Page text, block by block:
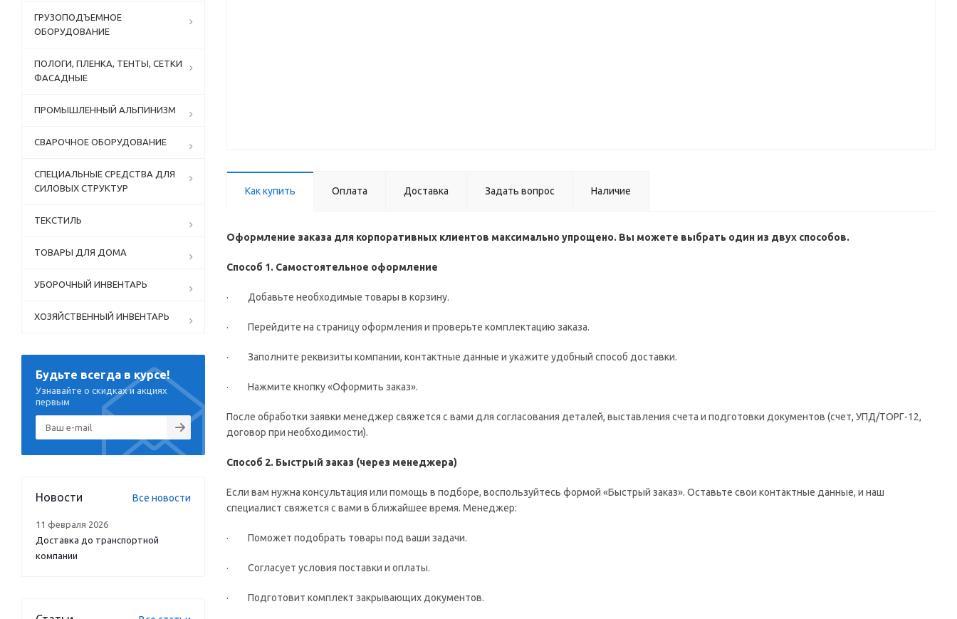
Как купить Оплата Доставка Задать вопрос Наличие
Оформление заказа для корпоративных клиентов максимально упрощено. Вы можете выбрать один из двух способов.
Способ 1. Самостоятельное оформление
· Добавьте необходимые товары в корзину.
· Перейдите на страницу оформления и проверьте комплектацию заказа.
· Заполните реквизиты компании, контактные данные и укажите удобный способ доставки.
· Нажмите кнопку «Оформить заказ».
После обработки заявки менеджер свяжется с вами для согласования деталей, выставления счета и подготовки документов (счет, УПД/ТОРГ-12,
договор при необходимости).
Способ 2. Быстрый заказ (через менеджера)
Если вам нужна консультация или помощь в подборе, воспользуйтесь формой «Быстрый заказ». Оставьте свои контактные данные, и наш
специалист свяжется с вами в ближайшее время. Менеджер:
· Поможет подобрать товары под ваши задачи.
· Согласует условия поставки и оплаты.
· Подготовит комплект закрывающих документов.
ГРУЗОПОДЪЕМНОЕ
ОБОРУДОВАНИЕ
ПОЛОГИ, ПЛЕНКА, ТЕНТЫ, СЕТКИ
ФАСАДНЫЕ
ПРОМЫШЛЕННЫЙ АЛЬПИНИЗМ
СВАРОЧНОЕ ОБОРУДОВАНИЕ
СПЕЦИАЛЬНЫЕ СРЕДСТВА ДЛЯ
СИЛОВЫХ СТРУКТУР
ТЕКСТИЛЬ
ТОВАРЫ ДЛЯ ДОМА
УБОРОЧНЫЙ ИНВЕНТАРЬ
ХОЗЯЙСТВЕННЫЙ ИНВЕНТАРЬ
Будьте всегда в курсе!
Узнавайте о скидках и акциях
первым
Новости Все новости
11 февраля 2026
Доставка до транспортной
компании